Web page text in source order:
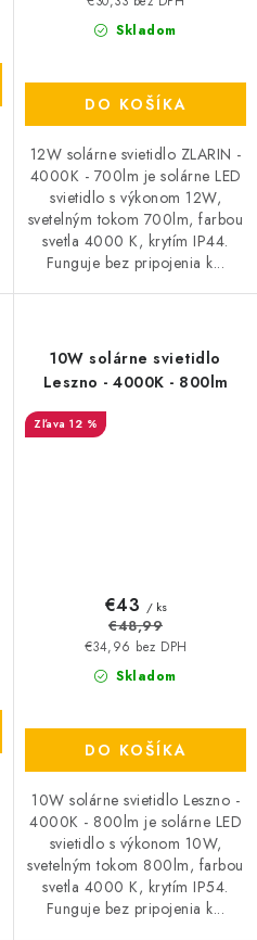
Skladom
DO KOŠÍKA
12W solárne svietidlo ZLARIN -
4000K - 700lm je solárne LED
svietidlo s výkonom 12W,
svetelným tokom 700lm, farbou
svetla 4000 K, krytím IP44.
Funguje bez pripojenia k...
10W solárne svietidlo
Leszno - 4000K - 800lm
12 %
Skladom
€34,96 bez DPH
€43 / ks
€48,99
DO KOŠÍKA
10W solárne svietidlo Leszno -
4000K - 800lm je solárne LED
svietidlo s výkonom 10W,
svetelným tokom 800lm, farbou
svetla 4000 K, krytím IP54.
Funguje bez pripojenia k...